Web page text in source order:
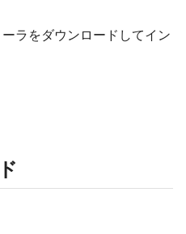
ラをダウンロードしてイン